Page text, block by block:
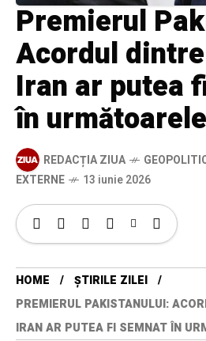
Premierul
Acordul
Iran ar putea
în
REDACȚIA ZIUA
EXTERNE
13 iunie 2026
HOME
ȘTIRILE ZILEI
PREMIERUL PAKISTANULUI:
IRAN AR PUTEA FI SEMNAT ÎN